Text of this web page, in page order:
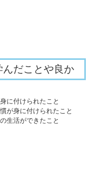
だことや良か
とは何です
に付けられたこと
が身に付けられたこと
生活ができたこと